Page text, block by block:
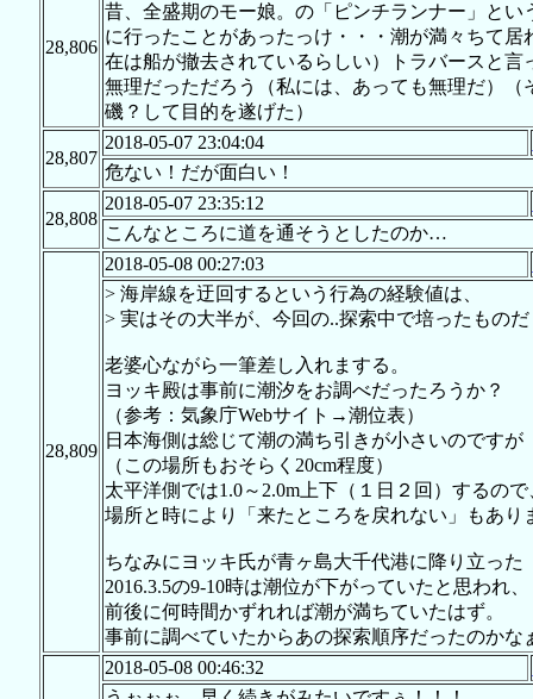
28,806
昔、全盛期のモー娘。の「ピンチランナー」と
に行ったことがあったっけ・・・潮が満々ちて
在は船が撤去されているらしい）トラバースと
無理だっただろう（私には、あっても無理だ）
磯？して目的を遂げた）
28,807
2018-05-07 23:04:04
危ない！だが面白い！
28,808
2018-05-07 23:35:12
こんなところに道を通そうとしたのか…
28,809
2018-05-08 00:27:03
> 海岸線を迂回するという行為の経験値は、
> 実はその大半が、今回の..探索中で培ったものだ
老婆心ながら一筆差し入れまする。
ヨッキ殿は事前に潮汐をお調べだったろうか？
（参考：気象庁Webサイト→潮位表）
日本海側は総じて潮の満ち引きが小さいのですが
（この場所もおそらく20cm程度）
太平洋側では1.0～2.0m上下（１日２回）するので
場所と時により「来たところを戻れない」もあり
ちなみにヨッキ氏が青ヶ島大千代港に降り立った
2016.3.5の9-10時は潮位が下がっていたと思われ、
前後に何時間かずれれば潮が満ちていたはず。
事前に調べていたからあの探索順序だったのかな
2018-05-08 00:46:32